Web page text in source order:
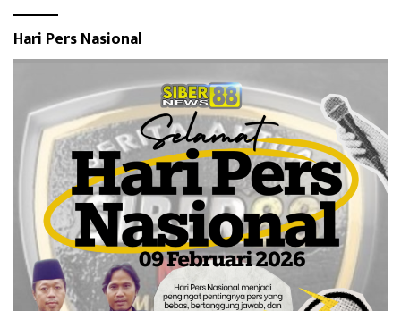
Hari Pers Nasional